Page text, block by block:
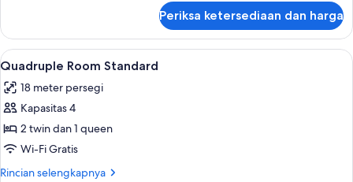
Kamar
Triple
Junior
Periksa ketersediaan dan harga
Lihat
semua
foto
untuk
Quadruple
Room
Standard
Meja kerja, setrika/meja setrika, Wi-
6
Quadruple Room Standard
18 meter persegi
Kapasitas 4
2 twin dan 1 queen
Wi-Fi Gratis
Rincian selengkapnya
Rincian